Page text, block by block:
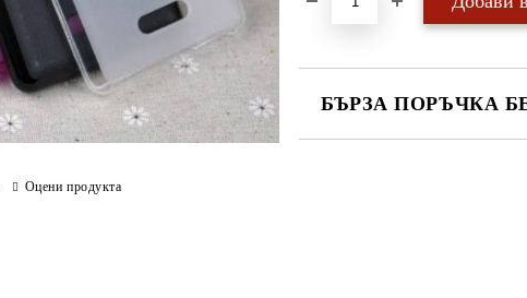
БЪРЗА ПОРЪЧКА
Оцени продукта